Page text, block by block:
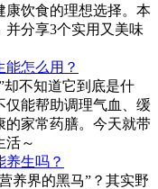
康饮食的理想选择。本
分享3个实用又美味
怎么用？
却不知道它到底是什
仅能帮助调理气血、缓
的家常药膳。今天就带
活～
生吗？
养界的黑马”？其实野